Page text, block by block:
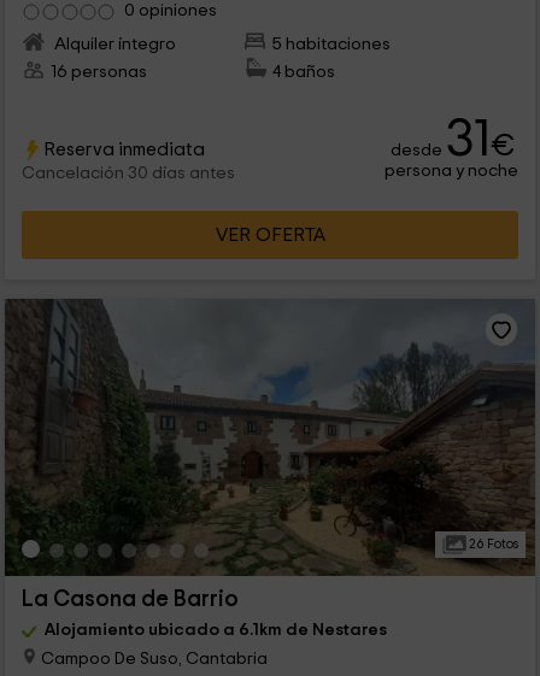
0 opiniones
Alquiler íntegro
5 habitaciones
16 personas
4 baños
Reserva inmediata
Cancelación 30 días antes
desde 31€
persona y noche
VER OFERTA
26 Fotos
La Casona de Barrio
Alojamiento ubicado a 6.1km de Nestares
Campoo De Suso, Cantabria